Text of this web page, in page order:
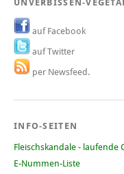
UNVERBISSEN-
auf Facebook
auf Twitter
per Newsfeed.
INFO-SEITEN
Fleischskandale - laufende
E-Nummen-Liste